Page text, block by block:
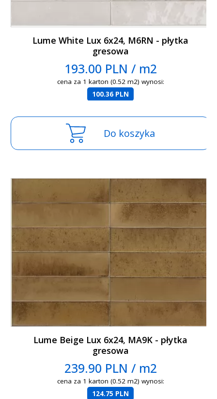
Lume White Lux 6x24, M6RN - płytka
gresowa
193.00 PLN / m2
cena za 1 karton (0.52 m2) wynosi:
100.36 PLN
Do koszyka
Lume Beige Lux 6x24, MA9K - płytka
gresowa
239.90 PLN / m2
cena za 1 karton (0.52 m2) wynosi:
124.75 PLN